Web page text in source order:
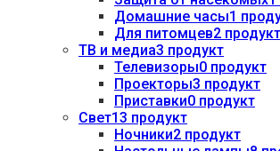
Домашние часы1
Для питомцев2 продукт
ТВ и медиа3 продукт
Телевизоры0 продукт
Проекторы3 продукт
Приставки0 продукт
Свет13 продукт
Ночники2 продукт